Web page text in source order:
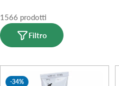
l
l
z
1566 prodotti
Filtro
-34%